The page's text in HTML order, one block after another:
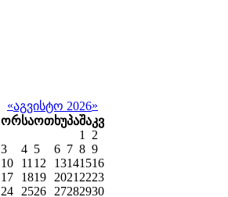
«აგვისტო 2026»
ორსაოთხუპაშაკვ
1
2
3
4 5 6 7 8 9
10
11 12 13141516
17
1819 2021 2223
24
2526 27282930